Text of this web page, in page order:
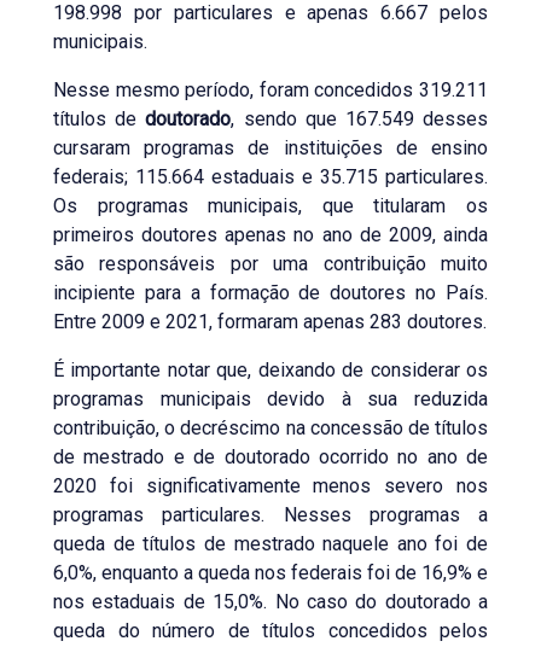
198.998 por particulares e apenas 6.667 pelos
municipais.
Nesse mesmo período, foram concedidos 319.211
títulos dedoutorado, sendo que 167.549 desses
cursaram programas de instituições de ensino
federais; 115.664 estaduais e 35.715 particulares.
Os programas municipais, que titularam os
primeiros doutores apenas no ano de 2009, ainda
são responsáveis por uma contribuição muito
incipiente para a formação de doutores no País.
Entre 2009 e 2021, formaram apenas 283 doutores.
É importante notar que, deixando de considerar os
programas municipais devido à sua reduzida
contribuição, o decréscimo na concessão de títulos
de mestrado e de doutorado ocorrido no ano de
2020 foi significativamente menos severo nos
programas particulares. Nesses programas a
queda de títulos de mestrado naquele ano foi de
6,0%, enquanto a queda nos federais foi de 16,9% e
nos estaduais de 15,0%. No caso do doutorado a
queda do número de títulos concedidos pelos